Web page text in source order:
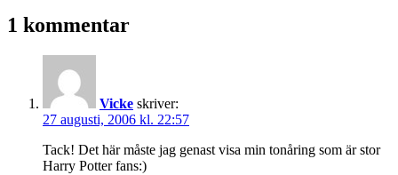
1 kommentar
Vicke skriver:
27 augusti, 2006 kl. 22:57
Tack! Det här måste jag genast visa min tonåring som är stor
Harry Potter fans:)